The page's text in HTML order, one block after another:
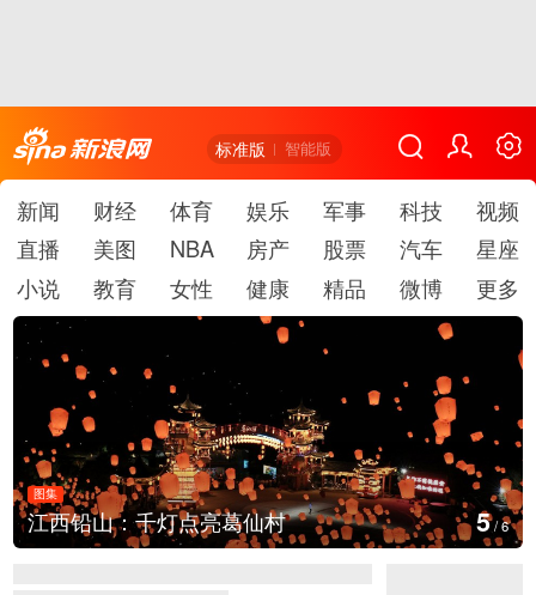
标准版 智能版
新闻 财经 体育 娱乐 军事 科技
视频
直播
美图 NBA 房产 股票 汽车
星座
小说
教育 女性 健康 精品 微博 更多
千灯点亮葛仙村
图集
上海：七
6/6